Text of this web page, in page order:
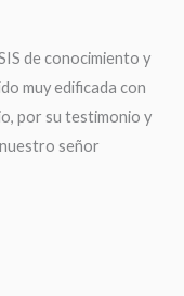
de conocimiento y
muy edificada con
por su testimonio y
señor